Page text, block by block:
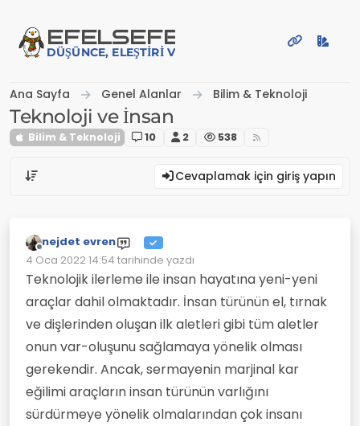
EFELSEFE
DÜŞÜNCE, ELEŞTIRI VE PAYLAŞIM PLATFORMU
Ana Sayfa Genel Alanlar Bilim & Teknoloji
Teknoloji ve İnsan
Bilim & Teknoloji 10 2 538
Cevaplamak için giriş yapın
Çevrimdışı
nejdet evren
4 Oca 2022 14:54 tarihinde yazdı
Son düzenleyen:
Teknolojik ilerleme ile insan hayatına yeni-yeni
araçlar dahil olmaktadır. İnsan türünün el, tırnak
ve dişlerinden oluşan ilk aletleri gibi tüm aletler
onun var-oluşunu sağlamaya yönelik olması
gerekendir. Ancak, sermayenin marjinal kar
eğilimi araçların insan türünün varlığını
sürdürmeye yönelik olmalarından çok insanı